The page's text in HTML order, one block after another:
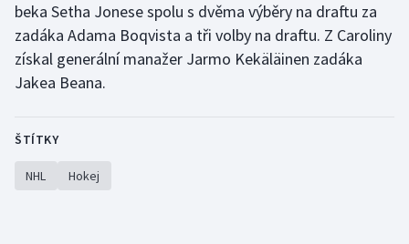
beka Setha Jonese spolu s dvěma výběry na draftu za
zadáka Adama Boqvista a tři volby na draftu. Z Caroliny
získal generální manažer Jarmo Kekäläinen zadáka
Jakea Beana.
ŠTÍTKY
NHL Hokej